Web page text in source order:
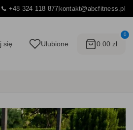
+48 324 118 877kontakt@abcfitness.pl
się Ulubione
0
0.00 zł